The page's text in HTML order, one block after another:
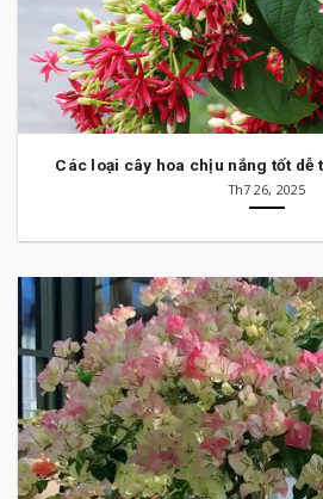
Các loại cây hoa chịu nắng tốt dễ
Th7 26, 2025